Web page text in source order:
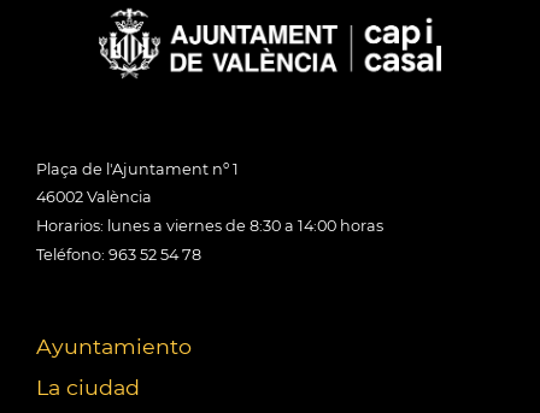
Plaça de l'Ajuntament nº 1
46002 València
Horarios: lunes a viernes de 8:30 a 14:00 horas
Teléfono: 963 52 54 78
Ayuntamiento
La ciudad